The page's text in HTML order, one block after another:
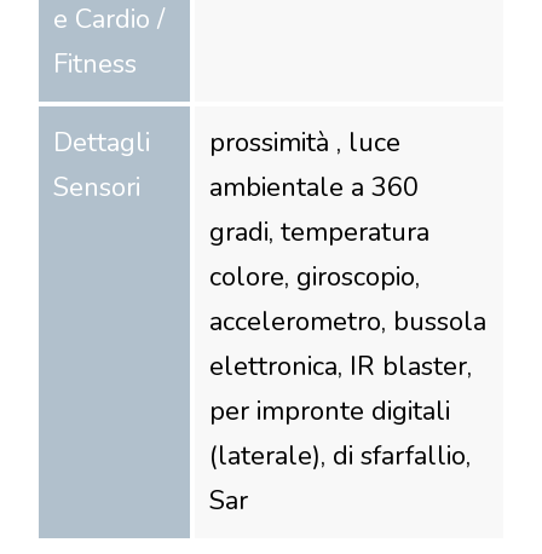
e Cardio /
Fitness
Dettagli
Sensori
prossimità , luce
ambientale a 360
gradi, temperatura
colore, giroscopio,
accelerometro, bussola
elettronica, IR blaster,
per impronte digitali
(laterale), di sfarfallio,
Sar